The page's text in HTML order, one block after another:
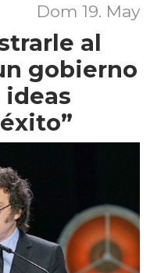
Dom 19. May
al
gobierno
ideas